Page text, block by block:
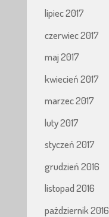
lipiec 2017
czerwiec 2017
maj 2017
kwiecień 2017
marzec 2017
luty 2017
styczeń 2017
grudzień 2016
listopad 2016
październik 2016